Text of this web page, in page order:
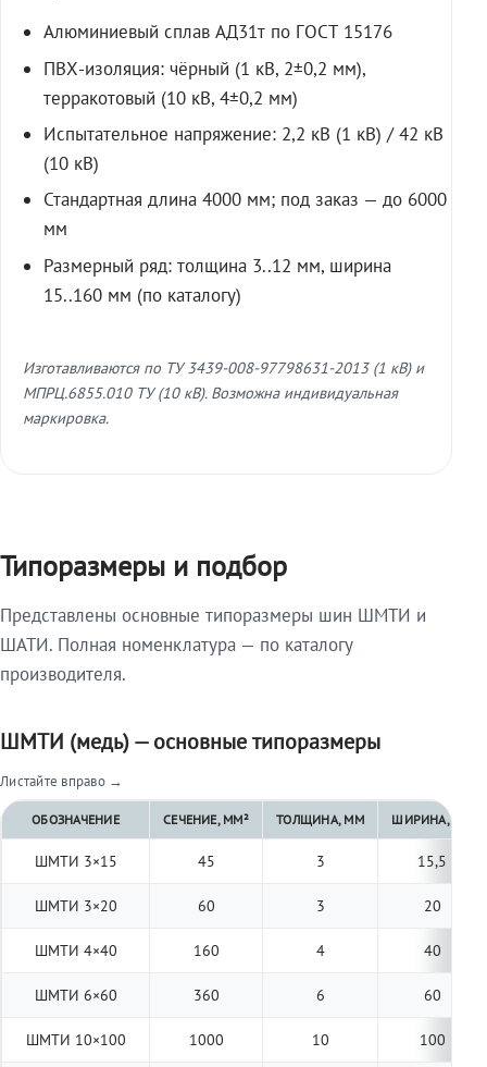
Алюминиевый сплав АД31т по ГОСТ 15176
ПВХ-изоляция: чёрный (1 кВ, 2±0,2 мм),
терракотовый (10 кВ, 4±0,2 мм)
Испытательное напряжение: 2,2 кВ (1 кВ) / 42 кВ
(10 кВ)
Стандартная длина 4000 мм; под заказ — до 6000
мм
Размерный ряд: толщина 3..12 мм, ширина
15..160 мм (по каталогу)
Изготавливаются по ТУ 3439-008-97798631-2013 (1 кВ) и
МПРЦ.6855.010 ТУ (10 кВ). Возможна индивидуальная
маркировка.
Типоразмеры и подбор
Представлены основные типоразмеры шин ШМТИ и
ШАТИ. Полная номенклатура — по каталогу
производителя.
ШМТИ (медь) — основные типоразмеры
Листайте вправо →
ОБОЗНАЧЕНИЕ СЕЧЕНИЕ, ММ² ТОЛЩИНА, ММ ШИРИНА, ММ
ШМТИ 3×15 45 3 15,5
ШМТИ 3×20 60 3 20
ШМТИ 4×40 160 4 40
ШМТИ 6×60 360 6 60
ШМТИ 10×100 1000 10 100